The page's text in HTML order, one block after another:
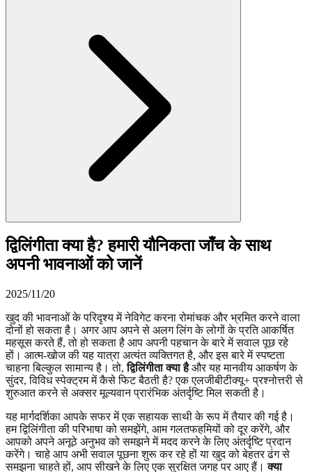
द्विलिंगीता क्या है? हमारी यौनिकता जाँच के साथ
अपनी भावनाओं को जानें
2025/11/20
खुद की भावनाओं के परिदृश्य में नेविगेट करना रोमांचक और भ्रमित करने वाला
दोनों हो सकता है। अगर आप अपने से अलग लिंग के लोगों के प्रति आकर्षित
महसूस करते हैं, तो हो सकता है आप अपनी पहचान के बारे में सवाल पूछ रहे
हों। आत्म-खोज की यह यात्रा अत्यंत व्यक्तिगत है, और इस बारे में स्पष्टता
चाहना बिल्कुल सामान्य है। तो,द्विलिंगीता क्या हैऔर यह मानवीय आकर्षण के
सुंदर, विविध स्पेक्ट्रम में कैसे फिट बैठती है? एक एलजीबीटीक्यू+ प्रश्नोत्तरी से
शुरुआत करने से अक्सर मूल्यवान प्रारंभिक अंतर्दृष्टि मिल सकती है।
यह मार्गदर्शिका आपके सफर में एक सहायक साथी के रूप में तैयार की गई है।
हम द्विलिंगीता की परिभाषा को समझेंगे, आम गलतफहमियों को दूर करेंगे, और
आपको अपने अनूठे अनुभव को समझने में मदद करने के लिए अंतर्दृष्टि प्रदान
करेंगे। चाहे आप अभी सवाल पूछना शुरू कर रहे हों या खुद को बेहतर ढंग से
समझना चाहते हों, आप सीखने के लिए एक सुरक्षित जगह पर आए हैं।क्या